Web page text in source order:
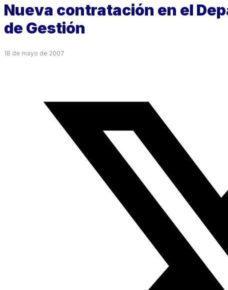
Nueva contratación en el
de Gestión
18 de mayo de 2007